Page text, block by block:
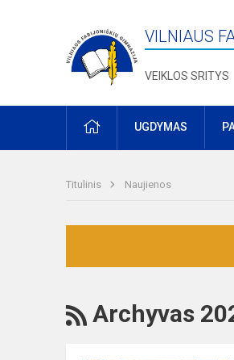
VILNIAUS
VEIKLOS SRITYS
PRADŽIAUGDYMAS
Titulinis Naujienos
RSS
Archyvas